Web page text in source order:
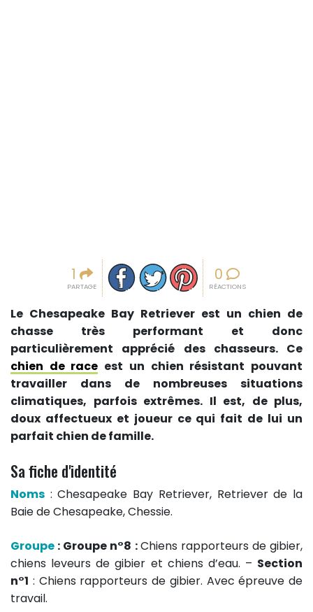
1
PARTAGE
Partager sur facebook
Partager sur Twitter
Epingler sur Pinterest
0
RÉACTIONS
Le Chesapeake Bay Retriever est un chien de
chasse très performant et donc
particulièrement apprécié des chasseurs. Ce
chien de race est un chien résistant pouvant
travailler dans de nombreuses situations
climatiques, parfois extrêmes. Il est, de plus,
doux affectueux et joueur ce qui fait de lui un
parfait chien de famille.
Sa fiche d'identité
Noms : Chesapeake Bay Retriever, Retriever de la
Baie de Chesapeake, Chessie.
Groupe : Groupe n°8 :Chiens rapporteurs de gibier,
chiens leveurs de gibier et chiens d’eau. – Section
n°1 : Chiens rapporteurs de gibier. Avec épreuve de
travail.